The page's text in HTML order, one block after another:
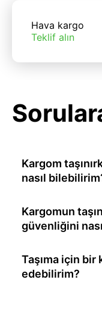
Hava kargo
Teklif alın
Kargom
nasıl
Kargomun
güvenliğini
Taşıma için bir
edebilirim?